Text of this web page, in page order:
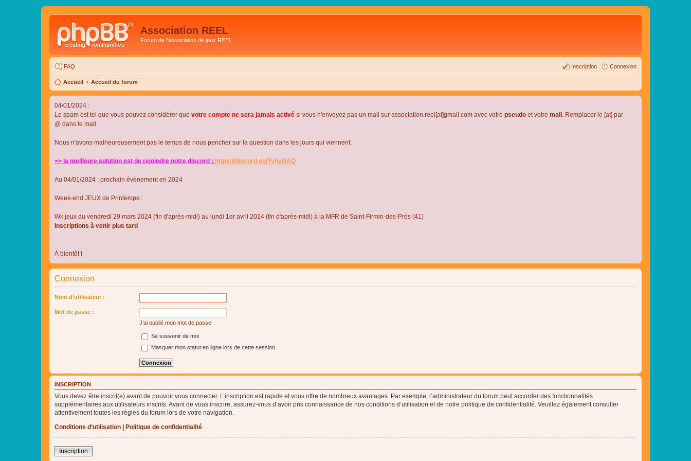
Association REEL
Forum de l'association de jeux REEL
FAQ Connexion
Inscription
Accueil Accueil du forum
04/01/2024 :
Le spam est tel que vous pouvez considérer que votre compte ne sera jamais activé si vous n'envoyez pas un mail sur association.reel[at]gmail.com avec votre pseudo et votre mail . Remplacer le [at] par
@ dans le mail.
Nous n'avons malheureusement pas le temps de nous pencher sur la question dans les jours qui viennent.
=> la meilleure solution est de rejoindre notre discord : https://discord.gg/TvhyNAQ
Au 04/01/2024 : prochain évènement en 2024
Week-end JEUX de Printemps :
Wk jeux du vendredi 29 mars 2024 (fin d'après-midi) au lundi 1er avril 2024 (fin d'après-midi) à la MFR de Saint-Firmin-des-Près (41)
Inscriptions à venir plus tard
À bientôt !
Connexion
Nom d’utilisateur :
Mot de passe :
J’ai oublié mon mot de passe
Se souvenir de moi
Masquer mon statut en ligne lors de cette session
INSCRIPTION
Vous devez être inscrit(e) avant de pouvoir vous connecter. L’inscription est rapide et vous offre de nombreux avantages. Par exemple, l’administrateur du forum peut accorder des fonctionnalités
supplémentaires aux utilisateurs inscrits. Avant de vous inscrire, assurez-vous d’avoir pris connaissance de nos conditions d’utilisation et de notre politique de confidentialité. Veuillez également consulter
attentivement toutes les règles du forum lors de votre navigation.
Conditions d’utilisation
Politique de confidentialité
Inscription